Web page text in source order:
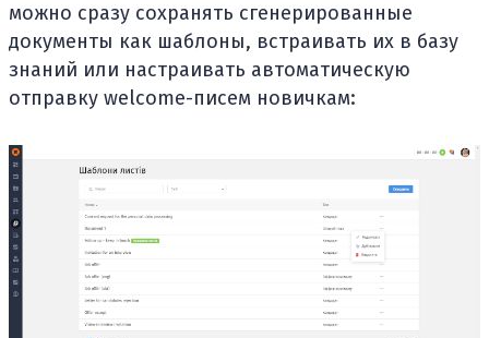
можно сразу сохранять сгенерированные
документы как шаблоны, встраивать их в базу
знаний или настраивать автоматическую
отправку welcome-писем новичкам: